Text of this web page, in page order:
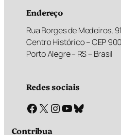
Endereço
Rua Borges de Medeiros,
Centro Histórico – CEP
Porto Alegre – RS – Brasil
Redes sociais
Facebook X Instagram Youtube Bluesky
Contribua